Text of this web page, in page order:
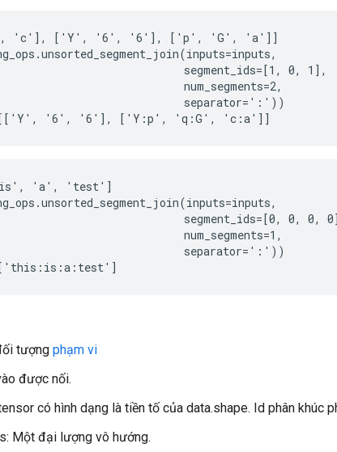
'c'], ['Y', '6', '6'], ['p', 'G', 'a']]
segment_ids=[1, 0, 1],
num_segments=2,
separator=':'))
[['Y', '6', '6'], ['Y:p', 'q:G', 'c:a']]
'a', 'test']
segment_ids=[0, 0, 0,
num_segments=1,
separator=':'))
['this:is:a:test']
tượng phạm vi
được nối.
có hình dạng là tiền tố của data.shape. Id phân khúc
Một đại lượng vô hướng.